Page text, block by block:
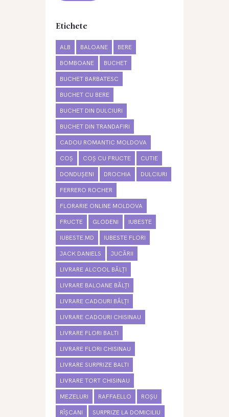
Etichete
ALB BALOANE BERE
BOMBOANE BUCHET
BUCHET BARBATESC
BUCHET CU BERE
BUCHET DIN DULCIURI
BUCHET DIN TRANDAFIRI
CADOU ROMANTIC MOLDOVA
COȘ COȘ CU FRUCTE CUTIE
DONDUȘENI DROCHIA DULCIURI
FERRERO ROCHER
FLORARIE ONLINE MOLDOVA
FRUCTE GLODENI IUBESTE
IUBESTE.MD IUBESTE FLORI
JACK DANIELS JUCĂRII
LIVRARE ALCOOL BĂLȚI
LIVRARE BALOANE BĂLȚI
LIVRARE CADOURI BĂLȚI
LIVRARE CADOURI CHISINAU
LIVRARE FLORI BALTI
LIVRARE FLORI CHISINAU
LIVRARE SURPRIZE BALTI
LIVRARE TORT CHISINAU
MEZELURI RAFFAELLO ROȘU
RÎȘCANI SURPRIZE LA DOMICILIU